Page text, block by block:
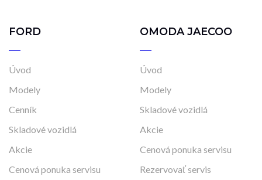
FORD
Úvod
Modely
Cenník
Skladové vozidlá
Akcie
Cenová ponuka servisu
OMODA JAECOO
Úvod
Modely
Skladové vozidlá
Akcie
Cenová ponuka servisu
Rezervovať servis